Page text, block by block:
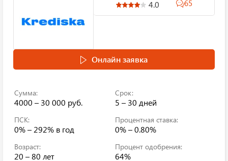
4.0 65
Онлайн заявка
Сумма:
4000 – 30 000 руб.
Срок:
5 – 30 дней
ПСК:
0% – 292% в год
Процентная ставка:
0% – 0.80%
Возраст:
20 – 80 лет
Процент одобрения:
64%